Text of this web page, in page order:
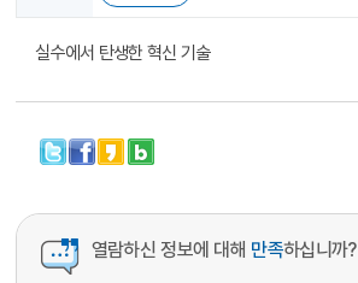
실수에서 탄생한 혁신 기술
열람하신 정보에 대해 만족하십니까?